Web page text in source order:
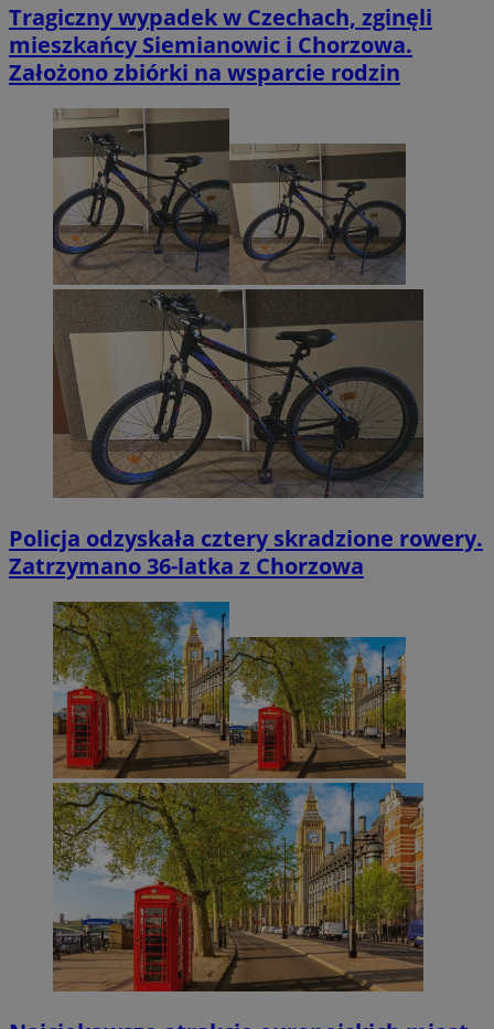
Tragiczny wypadek w Czechach, zginęli
mieszkańcy Siemianowic i Chorzowa.
Założono zbiórki na wsparcie rodzin
Policja odzyskała cztery skradzione rowery.
Zatrzymano 36-latka z Chorzowa